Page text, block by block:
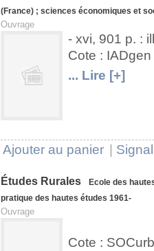
(France) ; sciences économiques et
Ouvrage
U
V
- xvi, 901 p. :
Cote : IADgen
... Lire [+]
Ajouter au panier
Études Rurales
Ecole des
pratique des hautes études 1961-
Ouvrage
Cote :